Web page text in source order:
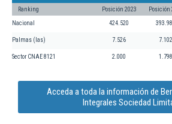
Ranking Posición 2023 Posición
Nacional 424.520
Palmas (las) 7.526 7.102
Sector CNAE 8121 2.000 1.798
Acceda a toda la información de
Integrales Sociedad